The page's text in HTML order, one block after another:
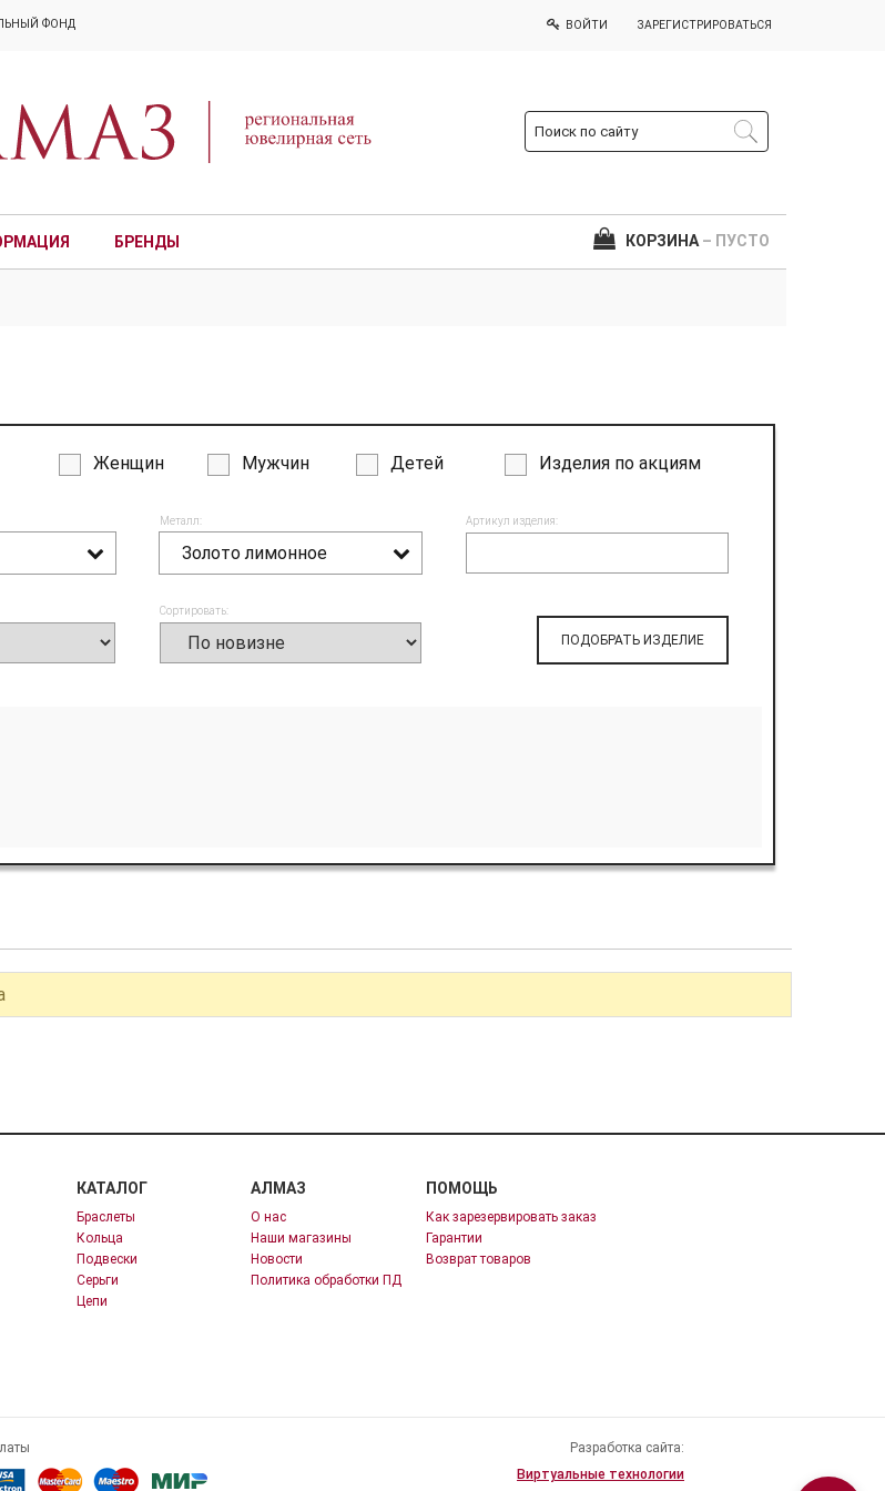
ФОНД ВОЙТИ ЗАРЕГИСТРИРОВАТЬСЯ
БРЕНДЫ КОРЗИНА – ПУСТО
Женщин Мужчин Детей Изделия по акциям
Металл:
Золото лимонное
Артикул изделия:
Сортировать:
ПОДОБРАТЬ ИЗДЕЛИЕ
КАТАЛОГ
Браслеты
Кольца
Подвески
Серьги
Цепи
АЛМАЗ
О нас
Наши магазины
Новости
Политика обработки ПД
ПОМОЩЬ
Как зарезервировать заказ
Гарантии
Возврат товаров
Разработка сайта:
Виртуальные технологии